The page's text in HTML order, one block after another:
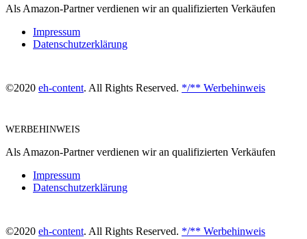
Als Amazon-Partner verdienen wir an qualifizierten Verkäufen
Impressum
Datenschutzerklärung
©2020 eh-content. All Rights Reserved. */** Werbehinweis
WERBEHINWEIS
Als Amazon-Partner verdienen wir an qualifizierten Verkäufen
Impressum
Datenschutzerklärung
©2020 eh-content. All Rights Reserved. */** Werbehinweis